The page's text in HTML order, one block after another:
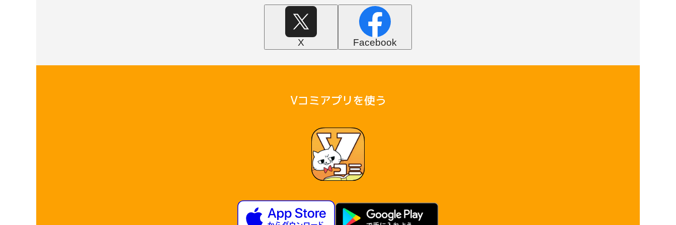
X Facebook
Vコミアプリを使う